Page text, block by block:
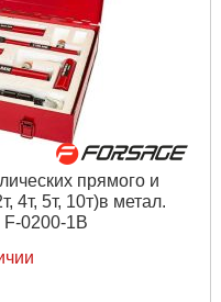
прямого и
4т, 5т, 10т)в метал.
F-0200-1B